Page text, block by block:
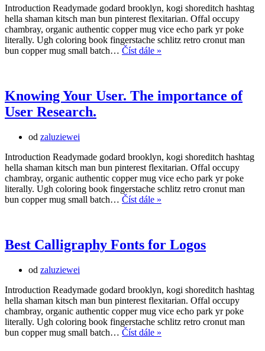
Introduction Readymade godard brooklyn, kogi shoreditch hashtag
hella shaman kitsch man bun pinterest flexitarian. Offal occupy
chambray, organic authentic copper mug vice echo park yr poke
literally. Ugh coloring book fingerstache schlitz retro cronut man
bun copper mug small batch… Číst dále »
Web
App
works?
Knowing Your User. The importance of
User Research.
od zaluziewei
Introduction Readymade godard brooklyn, kogi shoreditch hashtag
hella shaman kitsch man bun pinterest flexitarian. Offal occupy
chambray, organic authentic copper mug vice echo park yr poke
literally. Ugh coloring book fingerstache schlitz retro cronut man
bun copper mug small batch… Číst dále »
importance
of
Best Calligraphy Fonts for Logos
od zaluziewei
Introduction Readymade godard brooklyn, kogi shoreditch hashtag
hella shaman kitsch man bun pinterest flexitarian. Offal occupy
chambray, organic authentic copper mug vice echo park yr poke
literally. Ugh coloring book fingerstache schlitz retro cronut man
bun copper mug small batch… Číst dále »